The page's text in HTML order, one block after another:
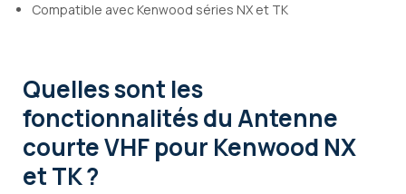
Compatible avec Kenwood séries NX et TK
Quelles sont les
fonctionnalitésdu Antenne
courte VHF pour Kenwood NX
et TK ?